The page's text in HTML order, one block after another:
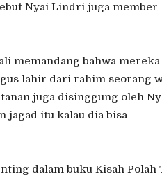
Nyai Lindri juga member
memandang bahwa mereka
lahir dari rahim seorang
juga disinggung oleh
jagad itu kalau dia bisa
dalam buku Kisah Polah